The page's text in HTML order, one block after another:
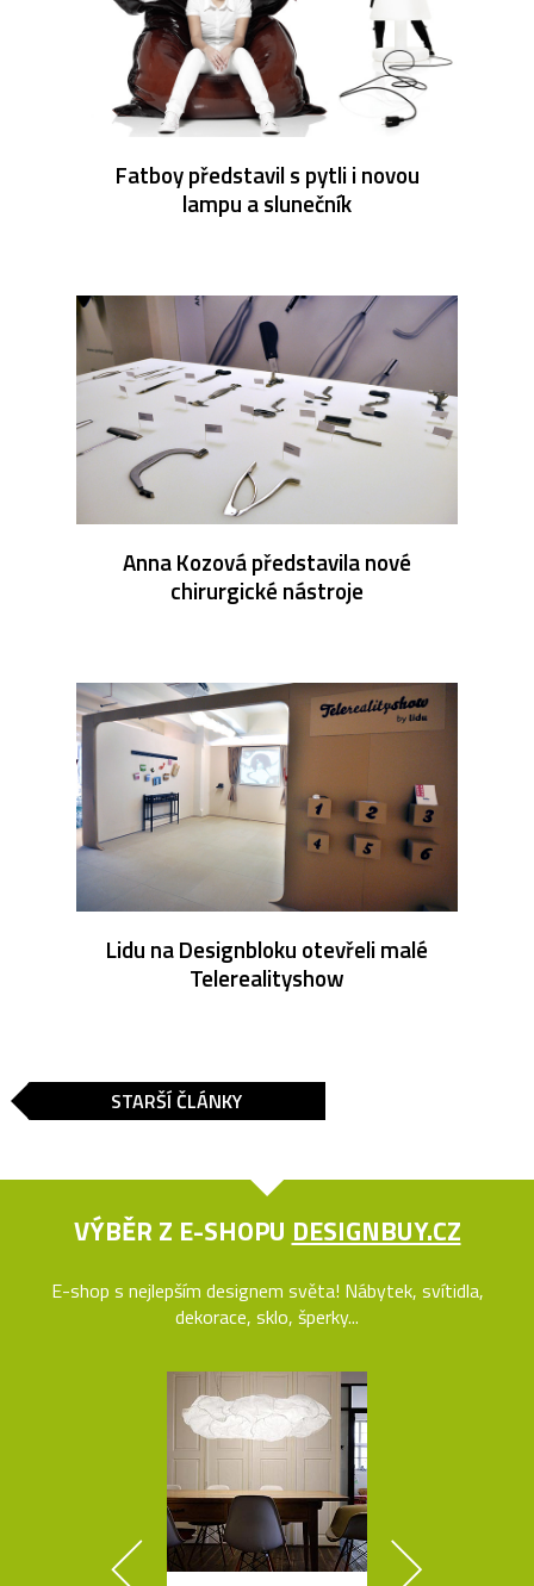
Fatboy představil s pytli i novou
lampu a slunečník
Anna Kozová představila nové
chirurgické nástroje
Lidu na Designbloku otevřeli malé
Telerealityshow
STARŠÍ ČLÁNKY
VÝBĚR Z E-SHOPU DESIGNBUY.CZ
E-shop s nejlepším designem světa! Nábytek, svítidla,
dekorace, sklo, šperky...